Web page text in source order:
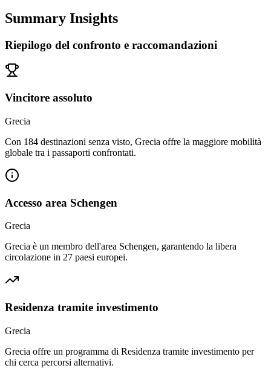
Summary Insights
Riepilogo del confronto e raccomandazioni
Vincitore assoluto
Grecia
Con 184 destinazioni senza visto, Grecia offre la maggiore mobilità
globale tra i passaporti confrontati.
Accesso area Schengen
Grecia
Grecia è un membro dell'area Schengen, garantendo la libera
circolazione in 27 paesi europei.
Residenza tramite investimento
Grecia
Grecia offre un programma di Residenza tramite investimento per
chi cerca percorsi alternativi.